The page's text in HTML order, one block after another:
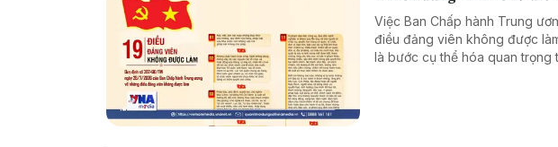
Việc Ban Chấp hành Trung
điều đảng viên không được
là bước cụ thể hóa quan